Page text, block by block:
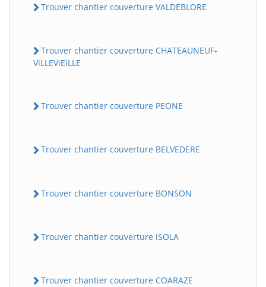
Trouver chantier couverture VALDEBLORE
Trouver chantier couverture CHATEAUNEUF-
ViLLEViEiLLE
Trouver chantier couverture PEONE
Trouver chantier couverture BELVEDERE
Trouver chantier couverture BONSON
Trouver chantier couverture iSOLA
Trouver chantier couverture COARAZE